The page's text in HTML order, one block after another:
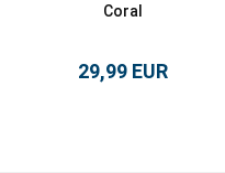
Coral
29,99 EUR